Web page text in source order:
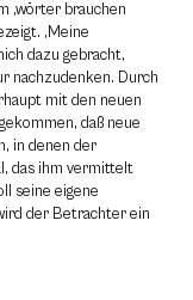
‚wörter brauchen
‚Meine
dazu gebracht,
nachzudenken. Durch
mit den neuen
daß neue
in denen der
das ihm vermittelt
seine eigene
der Betrachter ein